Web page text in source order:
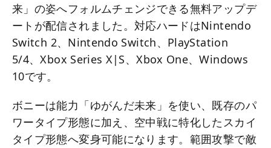
来」の姿へフォルムチェンジできる無料アップデ
ートが配信されました。対応ハードはNintendo
Switch 2、Nintendo Switch、PlayStation
5/4、Xbox Series X|S、Xbox One、Windows
10です。
ボニーは能力「ゆがんだ未来」を使い、既存のパ
ワータイプ形態に加え、空中戦に特化したスカイ
タイプ形態へ変身可能になります。範囲攻撃で敵